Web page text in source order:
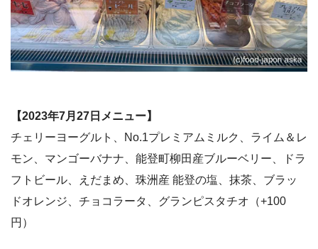
【2023年7月27日メニュー】
チェリーヨーグルト、No.1プレミアムミルク、ライム＆レ
モン、マンゴーバナナ、能登町柳田産ブルーベリー、ドラ
フトビール、えだまめ、珠洲産 能登の塩、抹茶、ブラッ
ドオレンジ、チョコラータ、グランピスタチオ（+100
円）